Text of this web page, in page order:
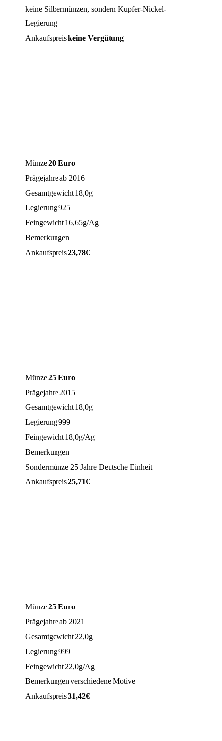
keine Silbermünzen, sondern Kupfer-Nickel-
Legierung
Ankaufspreiskeine Vergütung
Münze20 Euro
Prägejahreab 2016
Gesamtgewicht18,0g
Legierung925
Feingewicht16,65g/Ag
Bemerkungen
Ankaufspreis23,78€
Münze25 Euro
Prägejahre2015
Gesamtgewicht18,0g
Legierung999
Feingewicht18,0g/Ag
Bemerkungen
Sondermünze 25 Jahre Deutsche Einheit
Ankaufspreis25,71€
Münze25 Euro
Prägejahreab 2021
Gesamtgewicht22,0g
Legierung999
Feingewicht22,0g/Ag
Bemerkungenverschiedene Motive
Ankaufspreis31,42€